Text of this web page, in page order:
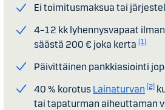
Ei toimitusmaksua tai
4–12 kk lyhennysvapaat
säästä 200 € joka kerta [1]
Päivittäinen pankkiasiointi
40 % korotus Lainaturvan [2]
tai tapaturman aiheuttaman